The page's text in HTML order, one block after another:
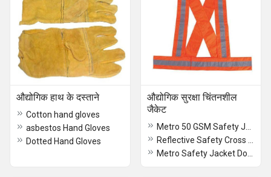
औद्योगिक हाथ के दस्ताने
Cotton hand gloves
asbestos Hand Gloves
Dotted Hand Gloves
औद्योगिक सुरक्षा चिंतनशील
जैकेट